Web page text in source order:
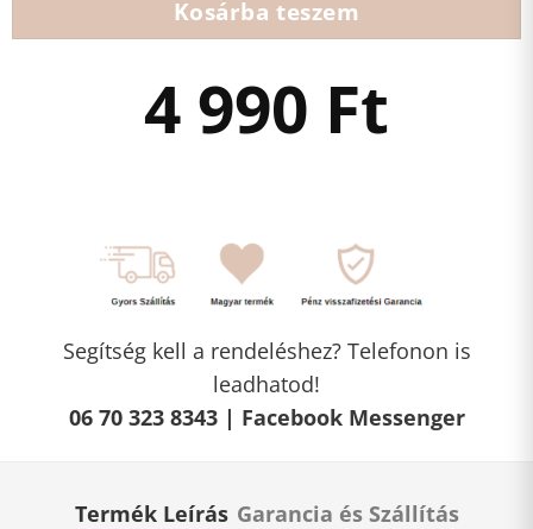
Kosárba teszem
4 990 Ft
Segítség kell a rendeléshez? Telefonon is
leadhatod!
06 70 323 8343 | Facebook Messenger
Termék Leírás Garancia és Szállítás